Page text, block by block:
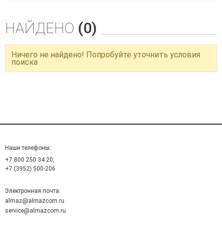
НАЙДЕНО (0)
Ничего не найдено! Попробуйте уточнить условия
поиска
Наши телефоны:
+7 800 250 34 20,
+7 (3952) 500-206
Электронная почта:
almaz@almazcom.ru
service@almazcom.ru